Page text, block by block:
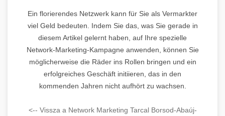
Ein florierendes Netzwerk kann für Sie als Vermarkter
viel Geld bedeuten. Indem Sie das, was Sie gerade in
diesem Artikel gelernt haben, auf Ihre spezielle
Network-Marketing-Kampagne anwenden, können Sie
möglicherweise die Räder ins Rollen bringen und ein
erfolgreiches Geschäft initiieren, das in den
kommenden Jahren nicht aufhört zu wachsen.
<-- Vissza a Network Marketing Tarcal Borsod-Abaúj-